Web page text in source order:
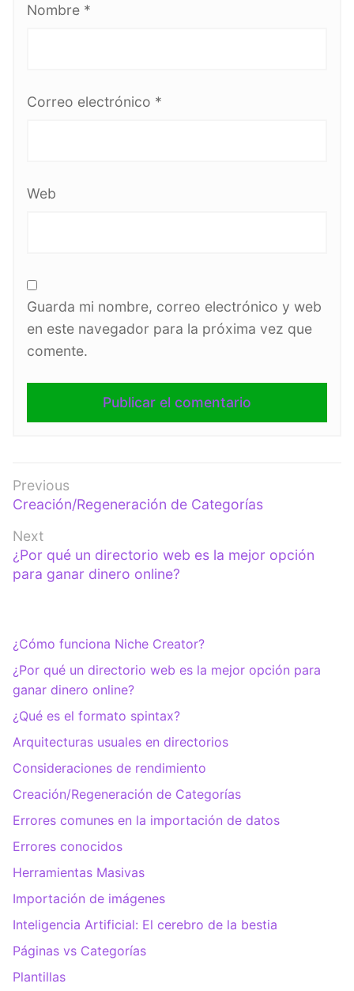
Nombre *
Correo electrónico *
Web
Guarda mi nombre, correo electrónico y web
en este navegador para la próxima vez que
comente.
Navegación
de
entradas
Previous
Previous
Creación/Regeneración de Categorías
Next
Next
post:
¿Por qué un directorio web es la mejor opción
para ganar dinero online?
¿Cómo funciona Niche Creator?
¿Por qué un directorio web es la mejor opción para
ganar dinero online?
¿Qué es el formato spintax?
Arquitecturas usuales en directorios
Consideraciones de rendimiento
Creación/Regeneración de Categorías
Errores comunes en la importación de datos
Errores conocidos
Herramientas Masivas
Importación de imágenes
Inteligencia Artificial: El cerebro de la bestia
Páginas vs Categorías
Plantillas